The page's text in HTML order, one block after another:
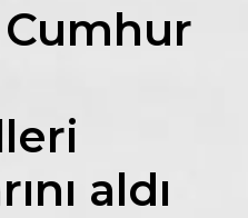
Cumhur
aldı